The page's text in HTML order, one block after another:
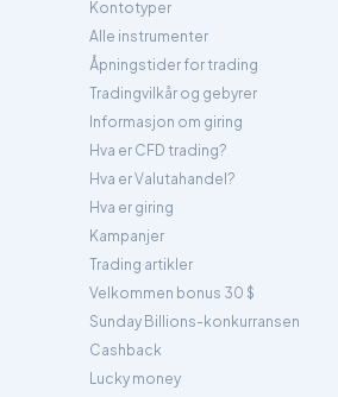
Kontotyper
Alle instrumenter
Åpningstider for trading
Tradingvilkår og gebyrer
Informasjon om giring
Hva er CFD trading?
Hva er Valutahandel?
Hva er giring
Kampanjer
Trading artikler
Velkommen bonus 30 $
Sunday Billions-konkurransen
Cashback
Lucky money